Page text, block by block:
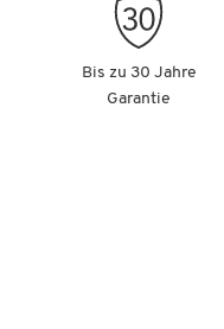
Bis zu 30 Jahre
Garantie